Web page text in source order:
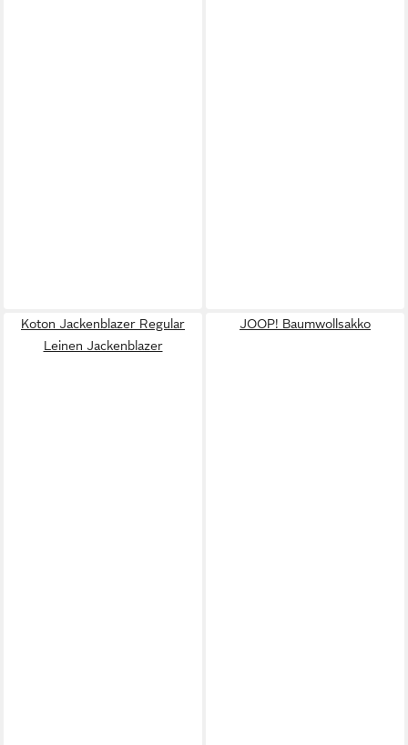
Koton Jackenblazer Regular
Leinen Jackenblazer
JOOP! Baumwollsakko